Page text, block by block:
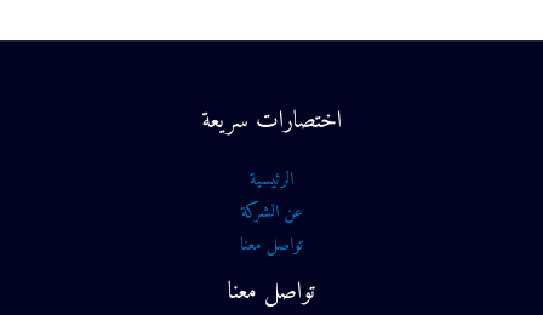
اختصارات سريعة
الرئيسية
عن الشركة
تواصل معنا
تواصل معنا